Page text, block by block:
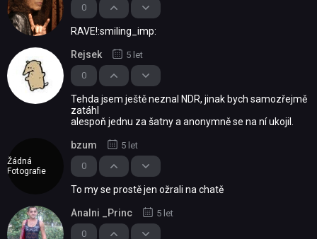
0
RAVE!:smiling_imp:
0
Rejsek 5 let
Tehda jsem ještě neznal NDR, jinak bych samozřejmě
zatáhl
alespoň jednu za šatny a anonymně se na ní ukojil.
Žádná
Fotografie
0
bzum 5 let
To my se prostě jen ožrali na chatě
0
Analni _Princ 5 let